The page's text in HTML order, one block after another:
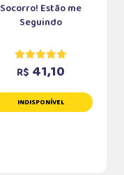
Socorro! Estão me
Seguindo
R$ 41,10
INDISPONÍVEL